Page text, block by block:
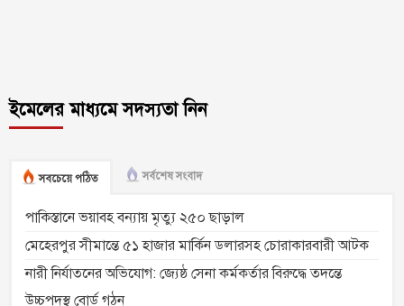
ইমেলের মাধ্যমে সদস্যতা নিন
সবচেয়ে পঠিত সর্বশেষ সংবাদ
পাকিস্তানে ভয়াবহ বন্যায় মৃত্যু ২৫০ ছাড়াল
মেহেরপুর সীমান্তে ৫১ হাজার মার্কিন ডলারসহ চোরাকারবারী আটক
নারী নির্যাতনের অভিযোগ: জ্যেষ্ঠ সেনা কর্মকর্তার বিরুদ্ধে তদন্তে
উচ্চপদস্থ বোর্ড গঠন